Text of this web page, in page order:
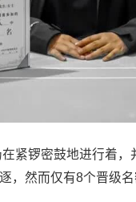
紧锣密鼓地进行着
，然而仅有8个晋级名